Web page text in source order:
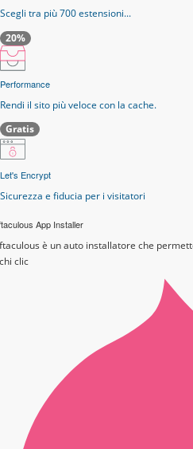
Scegli tra più 700 estensioni...
20%
Performance
Rendi il sito più veloce con la cache.
Gratis
Let's Encrypt
Sicurezza e fiducia per i visitatori
App Installer
è un auto installatore che
clic